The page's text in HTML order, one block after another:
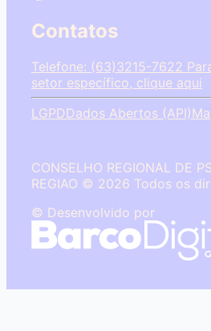
Contatos
Telefone: (63)3215-7622
setor específico, clique aqui
LGPDDados Abertos (API)
CONSELHO REGIONAL DE
REGIAO © 2026 Todos os
© Desenvolvido por